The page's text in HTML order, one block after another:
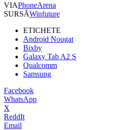
VIAPhoneArena
SURSĂWinfuture
ETICHETE
Android Nougat
Bixby
Galaxy Tab A2 S
Qualcomm
Samsung
Facebook
WhatsApp
X
ReddIt
Email